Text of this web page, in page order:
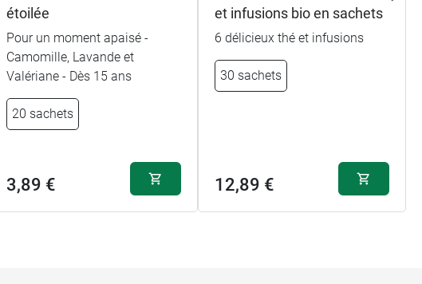
étoilée
Pour un moment apaisé -
Camomille, Lavande et
Valériane - Dès 15 ans
20 sachets
3,89 €
et infusions bio en sachets
6 délicieux thé et infusions
30 sachets
12,89 €